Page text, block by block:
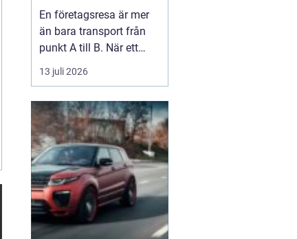
minnesvärd resa
En företagsresa är mer
än bara transport från
punkt A till B. När ett
företag planerar en resa
för medarbetare eller
att bygga relationer,
stärka varumärket och
använda tiden på resan
på ett klokt sätt. När
startpunkten är Örebr...
13 juli 2026